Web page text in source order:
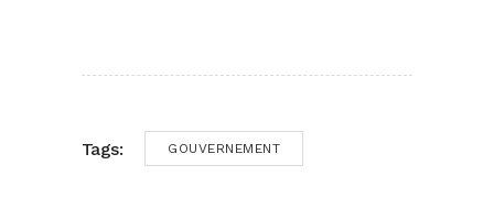
Tags: GOUVERNEMENT